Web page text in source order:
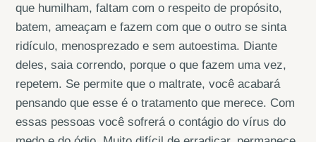
que humilham, faltam com o respeito de propósito,
batem, ameaçam e fazem com que o outro se sinta
ridículo, menosprezado e sem autoestima. Diante
deles, saia correndo, porque o que fazem uma vez,
repetem. Se permite que o maltrate, você acabará
pensando que esse é o tratamento que merece. Com
essas pessoas você sofrerá o contágio do vírus do